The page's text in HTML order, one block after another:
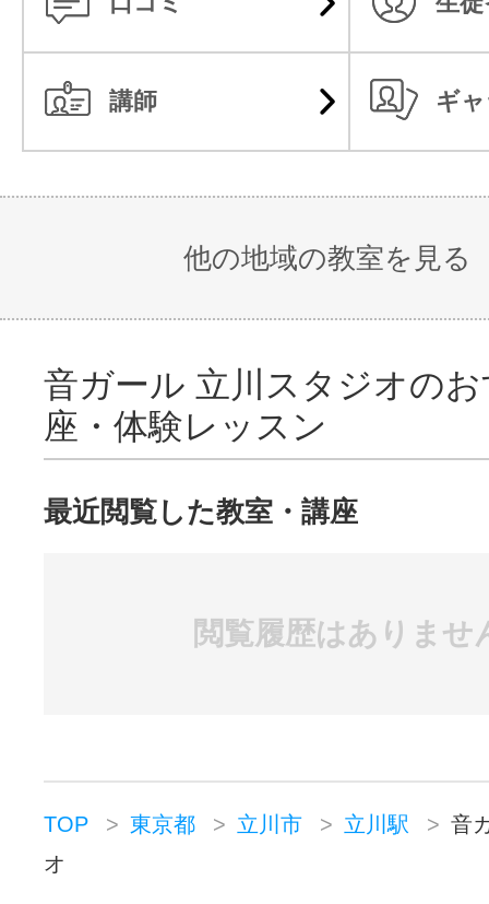
講師 ギ
他の地域の教室を見る
音ガール 立川スタジオの
座・体験レッスン
最近閲覧した教室・講座
閲覧履歴はありませ
TOP 東京都 立川市 立川駅
音
オ